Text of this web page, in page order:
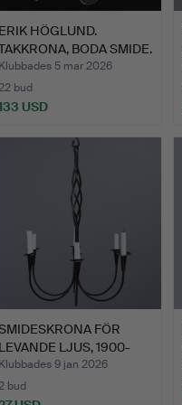
ERIK HÖGLUND.
BODA SMIDE.
Klubbades 5 mar 2026
bud
USD
FÖR
LEVANDE LJUS, 1900-
TAL.
Klubbades 9 jan 2026
bud